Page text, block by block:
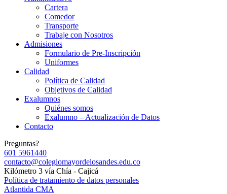
Cartera
Comedor
Transporte
Trabaje con Nosotros
Admisiones
Formulario de Pre-Inscripción
Uniformes
Calidad
Política de Calidad
Objetivos de Calidad
Exalumnos
Quiénes somos
Exalumno – Actualización de Datos
Contacto
Preguntas?
601 5961440
contacto@colegiomayordelosandes.edu.co
Kilómetro 3 vía Chía - Cajicá
Política de tratamiento de datos personales
Atlantida CMA